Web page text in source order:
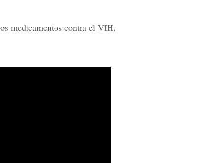
medicamentos contra el VIH.